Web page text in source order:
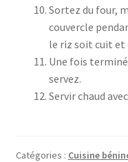
Sortez du four,
couvercle
le riz soit cuit et
Une fois
servez.
Servir chaud
Catégories : Cuisine